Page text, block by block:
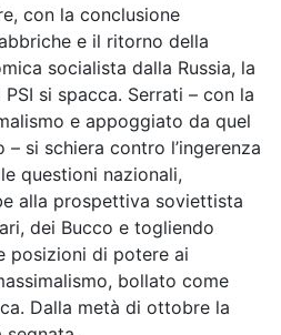
con la conclusione
e il ritorno della
socialista dalla Russia, la
si spacca. Serrati – con la
e appoggiato da quel
si schiera contro l’ingerenza
questioni nazionali,
alla prospettiva soviettista
dei Bucco e togliendo
posizioni di potere ai
bollato come
Dalla metà di ottobre la